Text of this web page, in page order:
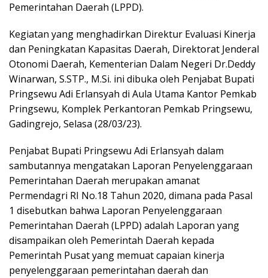
Pemerintahan Daerah (LPPD).
Kegiatan yang menghadirkan Direktur Evaluasi Kinerja
dan Peningkatan Kapasitas Daerah, Direktorat Jenderal
Otonomi Daerah, Kementerian Dalam Negeri Dr.Deddy
Winarwan, S.STP., M.Si. ini dibuka oleh Penjabat Bupati
Pringsewu Adi Erlansyah di Aula Utama Kantor Pemkab
Pringsewu, Komplek Perkantoran Pemkab Pringsewu,
Gadingrejo, Selasa (28/03/23).
Penjabat Bupati Pringsewu Adi Erlansyah dalam
sambutannya mengatakan Laporan Penyelenggaraan
Pemerintahan Daerah merupakan amanat
Permendagri RI No.18 Tahun 2020, dimana pada Pasal
1 disebutkan bahwa Laporan Penyelenggaraan
Pemerintahan Daerah (LPPD) adalah Laporan yang
disampaikan oleh Pemerintah Daerah kepada
Pemerintah Pusat yang memuat capaian kinerja
penyelenggaraan pemerintahan daerah dan